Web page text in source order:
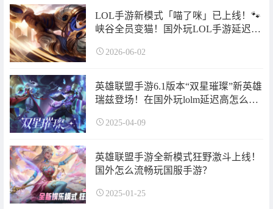
LOL手游新模式「喵了咪」已上线！🐾
峡谷全员变猫！国外玩LOL手游延迟高
2026-06-02
英雄联盟手游6.1版本“双星璀璨”新英雄
瑞兹登场！在国外玩lolm延迟高怎么解
2025-04-09
英雄联盟手游全新模式狂野激斗上线！
国外怎么流畅玩国服手游？
2025-01-25